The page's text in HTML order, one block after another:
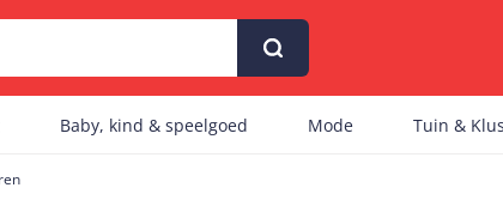
Baby, kind & speelgoed Mode Tuin &